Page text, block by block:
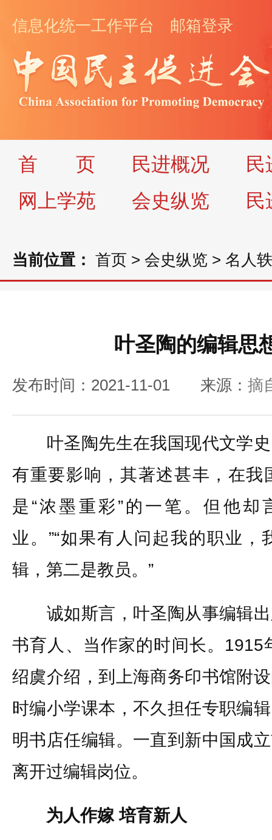
信息化统一工作平台 邮箱登录
首 页 民进概况
民
网上学苑
会史纵览 民
当前位置： 首页 > 会史纵览 > 名人
叶圣陶的编辑思
发布时间：2021-11-01 来源： 摘
叶圣陶先生在我国现代文学史
有重要影响，其著述甚丰，在我
是“浓墨重彩”的一笔。但他却
业。”“如果有人问起我的职业
辑，第二是教员。”
诚如斯言，叶圣陶从事编辑出
书育人、当作家的时间长。1915
绍虞介绍，到上海商务印书馆附
时编小学课本，不久担任专职编
明书店任编辑。一直到新中国成
离开过编辑岗位。
为人作嫁 培育新人